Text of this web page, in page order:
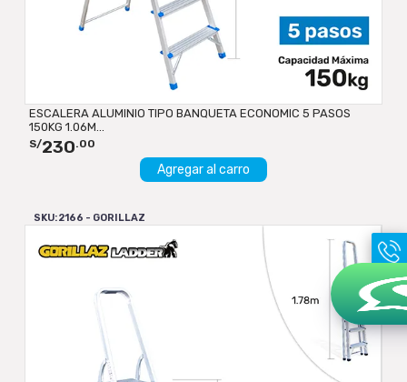
ESCALERA ALUMINIO TIPO BANQUETA ECONOMIC 5 PASOS
150KG 1.06M...
S/230.00
Agregar al carro
SKU: 2166 - GORILLAZ